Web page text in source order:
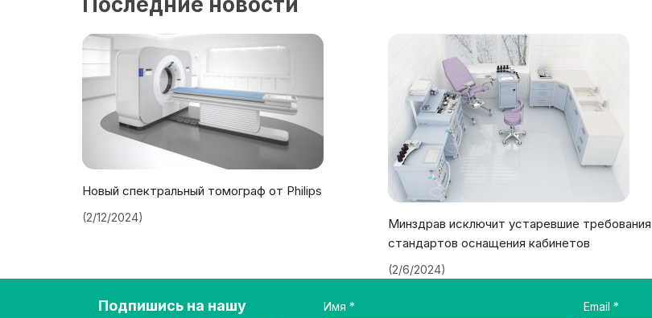
Новый спектральный томограф от Philips
(2/12/2024)
Минздрав исключит устаревшие требования
стандартов оснащения кабинетов
(2/6/2024)
Подпишись на нашу
Имя Email